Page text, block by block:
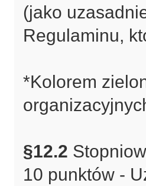
(jako
Regulaminu,
*Kolorem
§12.2
10 punktów -